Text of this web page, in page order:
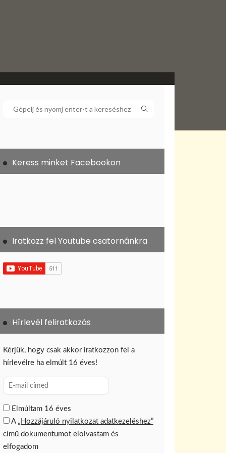
Keress minket Facebookon
Iratkozz fel Youtube csatornánkra
Hírlevél feliratkozás